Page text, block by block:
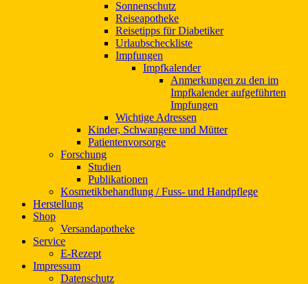
Sonnenschutz
Reiseapotheke
Reisetipps für Diabetiker
Urlaubscheckliste
Impfungen
Impfkalender
Anmerkungen zu den im
Impfkalender aufgeführten
Impfungen
Wichtige Adressen
Kinder, Schwangere und Mütter
Patientenvorsorge
Forschung
Studien
Publikationen
Kosmetikbehandlung / Fuss- und Handpflege
Herstellung
Shop
Versandapotheke
Service
E-Rezept
Impressum
Datenschutz